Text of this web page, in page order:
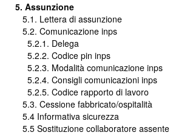
5. Assunzione
5.1. Lettera di assunzione
5.2. Comunicazione inps
5.2.1. Delega
5.2.2. Codice pin inps
5.2.3. Modalità comunicazione inps
5.2.4. Consigli comunicazioni inps
5.2.5. Codice rapporto di lavoro
5.3. Cessione fabbricato/ospitalità
5.4 Informativa sicurezza
5.5 Sostituzione collaboratore assente